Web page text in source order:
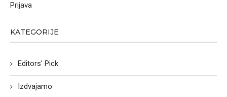
Prijava
KATEGORIJE
Editors' Pick
Izdvajamo